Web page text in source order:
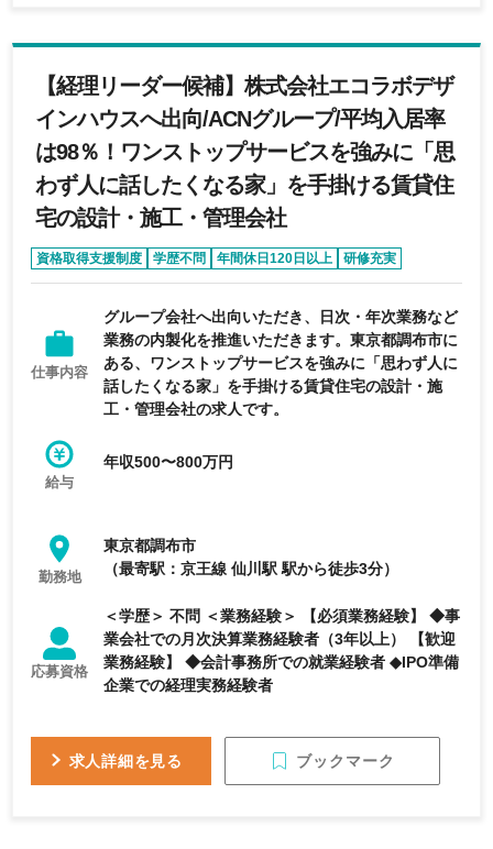
【経理リーダー候補】株式会社エコラボデザ
インハウスへ出向/ACNグループ/平均入居率
は98％！ワンストップサービスを強みに「思
わず人に話したくなる家」を手掛ける賃貸住
宅の設計・施工・管理会社
資格取得支援制度 学歴不問 年間休日120日以上
研修充実
転勤なし
仕事内容
グループ会社へ出向いただき、日次・年次業務など
業務の内製化を推進いただきます。東京都調布市に
ある、ワンストップサービスを強みに「思わず人に
話したくなる家」を手掛ける賃貸住宅の設計・施
工・管理会社の求人です。
給与
年収500〜800万円
勤務地
東京都調布市
（最寄駅：京王線 仙川駅 駅から徒歩3分）
応募資格
＜学歴＞ 不問 ＜業務経験＞ 【必須業務経験】 ◆事
業会社での月次決算業務経験者（3年以上） 【歓迎
業務経験】 ◆会計事務所での就業経験者 ◆IPO準備
企業での経理実務経験者
求人詳細を見る ブックマーク